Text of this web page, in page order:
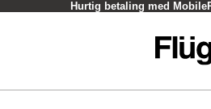
Hurtig betaling med